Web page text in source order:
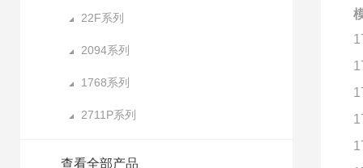
22F系列
2094系列
1768系列
2711P系列
查看全部产品